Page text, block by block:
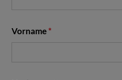
Vorname *